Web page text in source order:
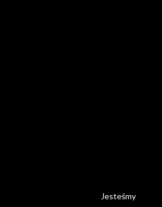
Jesteśmy